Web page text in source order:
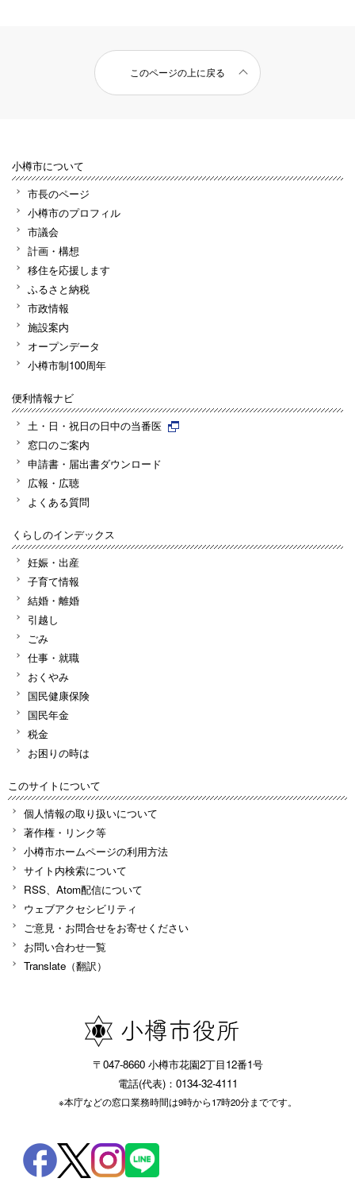
このページの上に戻る
小樽市について
市長のページ
小樽市のプロフィル
市議会
計画・構想
移住を応援します
ふるさと納税
市政情報
施設案内
オープンデータ
小樽市制100周年
便利情報ナビ
土・日・祝日の日中の当番医
窓口のご案内
申請書・届出書ダウンロード
広報・広聴
よくある質問
くらしのインデックス
妊娠・出産
子育て情報
結婚・離婚
引越し
ごみ
仕事・就職
おくやみ
国民健康保険
国民年金
税金
お困りの時は
このサイトについて
個人情報の取り扱いについて
著作権・リンク等
小樽市ホームページの利用方法
サイト内検索について
RSS、Atom配信について
ウェブアクセシビリティ
ご意見・お問合せをお寄せください
お問い合わせ一覧
Translate（翻訳）
〒047-8660 小樽市花園2丁目12番1号
電話(代表)：0134-32-4111
※本庁などの窓口業務時間は9時から17時20分までです。